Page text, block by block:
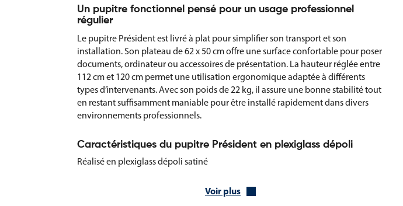
Un pupitre fonctionnel pensé pour un usage professionnel
régulier
Le pupitre Président est livré à plat pour simplifier son transport et son
installation. Son plateau de 62 x 50 cm offre une surface confortable pour poser
documents, ordinateur ou accessoires de présentation. La hauteur réglée entre
112 cm et 120 cm permet une utilisation ergonomique adaptée à différents
types d’intervenants. Avec son poids de 22 kg, il assure une bonne stabilité tout
en restant suffisamment maniable pour être installé rapidement dans divers
environnements professionnels.
Caractéristiques du pupitre Président en plexiglass dépoli
Réalisé en plexiglass dépoli satiné
Voir plus